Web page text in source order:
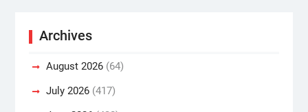
Archives
August 2026(64)
July 2026(417)